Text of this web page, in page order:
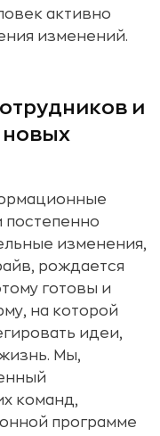
активно
изменений.
и
новых
постепенно
изменения,
рождается
готовы и
на которой
идеи,
Мы,
команд,
программе